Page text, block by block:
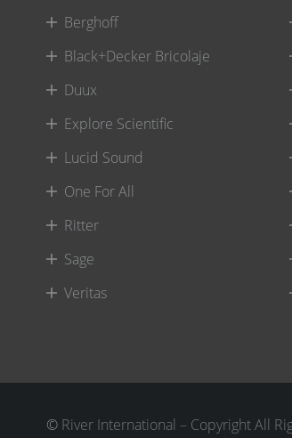
Berghoff
Black+Decker Bricolaje
Duux
Explore Scientific
Lucid Sound
One For All
Ritter
Sage
Veritas
© River International – Copyright All